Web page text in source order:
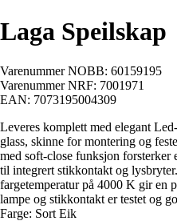
Laga Speilskap
Varenummer NOBB: 60159195
Varenummer NRF: 7001971
EAN: 7073195004309
Leveres komplett med elegant
glass, skinne for montering og
med soft-close funksjon
til integrert stikkontakt og
fargetemperatur på 4000 K gir en
lampe og stikkontakt er testet og
Farge: Sort Eik